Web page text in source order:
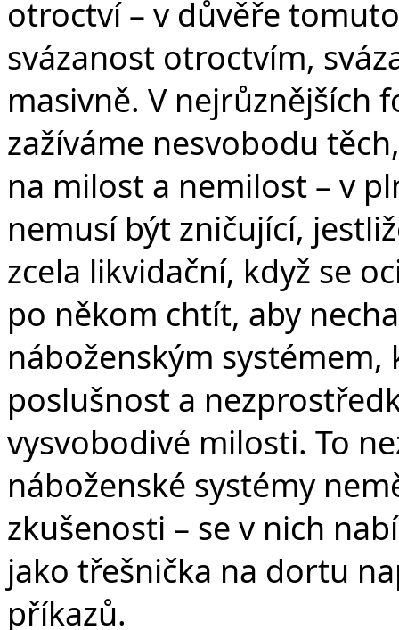
otroctví – v důvěře
svázanost otroctvím,
masivně. V nejrůznějších
zažíváme nesvobodu
na milost a nemilost – v
nemusí být zničující,
zcela likvidační, když se
po někom chtít, aby
náboženským
poslušnost a
vysvobodivé milosti. To
náboženské systémy
zkušenosti – se v nich
jako třešnička na dortu
příkazů.